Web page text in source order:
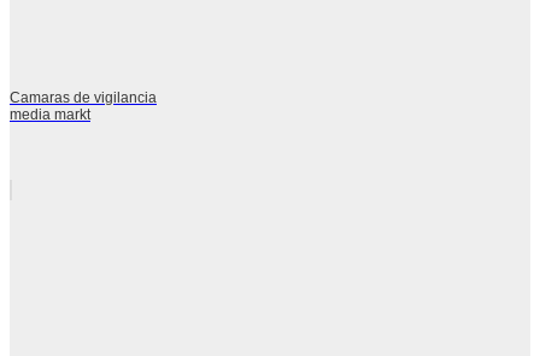
Camaras de vigilancia
media markt